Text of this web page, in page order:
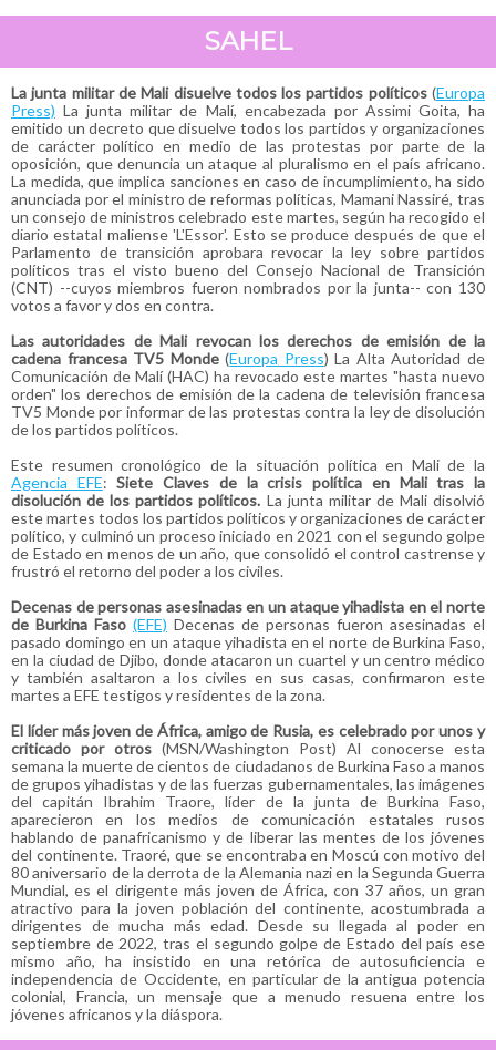
SAHEL
La junta militar de Mali disuelve todos los partidos políticos (Europa
Press) La junta militar de Malí, encabezada por Assimi Goita, ha
emitido un decreto que disuelve todos los partidos y organizaciones
de carácter político en medio de las protestas por parte de la
oposición, que denuncia un ataque al pluralismo en el país africano.
La medida, que implica sanciones en caso de incumplimiento, ha sido
anunciada por el ministro de reformas políticas, Mamani Nassiré, tras
un consejo de ministros celebrado este martes, según ha recogido el
diario estatal maliense 'L'Essor'. Esto se produce después de que el
Parlamento de transición aprobara revocar la ley sobre partidos
políticos tras el visto bueno del Consejo Nacional de Transición
(CNT) --cuyos miembros fueron nombrados por la junta-- con 130
votos a favor y dos en contra.
Las autoridades de Mali revocan los derechos de emisión de la
cadena francesa TV5 Monde(Europa Press) La Alta Autoridad de
Comunicación de Malí (HAC) ha revocado este martes "hasta nuevo
orden" los derechos de emisión de la cadena de televisión francesa
TV5 Monde por informar de las protestas contra la ley de disolución
de los partidos políticos.
Este resumen cronológico de la situación política en Mali de la
Agencia EFE:Siete Claves de la crisis política en Mali tras la
disolución de los partidos políticos. La junta militar de Mali disolvió
este martes todos los partidos políticos y organizaciones de carácter
político, y culminó un proceso iniciado en 2021 con el segundo golpe
de Estado en menos de un año, que consolidó el control castrense y
frustró el retorno del poder a los civiles.
Decenas de personas asesinadas en un ataque yihadista en el norte
de Burkina Faso (EFE) Decenas de personas fueron asesinadas el
pasado domingo en un ataque yihadista en el norte de Burkina Faso,
en la ciudad de Djibo, donde atacaron un cuartel y un centro médico
y también asaltaron a los civiles en sus casas, confirmaron este
martes a EFE testigos y residentes de la zona.
El líder más joven de África, amigo de Rusia, es celebrado por unos y
criticado por otros (MSN/Washington Post) Al conocerse esta
semana la muerte de cientos de ciudadanos de Burkina Faso a manos
de grupos yihadistas y de las fuerzas gubernamentales, las imágenes
del capitán Ibrahim Traore, líder de la junta de Burkina Faso,
aparecieron en los medios de comunicación estatales rusos
hablando de panafricanismo y de liberar las mentes de los jóvenes
del continente. Traoré, que se encontraba en Moscú con motivo del
80 aniversario de la derrota de la Alemania nazi en la Segunda Guerra
Mundial, es el dirigente más joven de África, con 37 años, un gran
atractivo para la joven población del continente, acostumbrada a
dirigentes de mucha más edad. Desde su llegada al poder en
septiembre de 2022, tras el segundo golpe de Estado del país ese
mismo año, ha insistido en una retórica de autosuficiencia e
independencia de Occidente, en particular de la antigua potencia
colonial, Francia, un mensaje que a menudo resuena entre los
jóvenes africanos y la diáspora.